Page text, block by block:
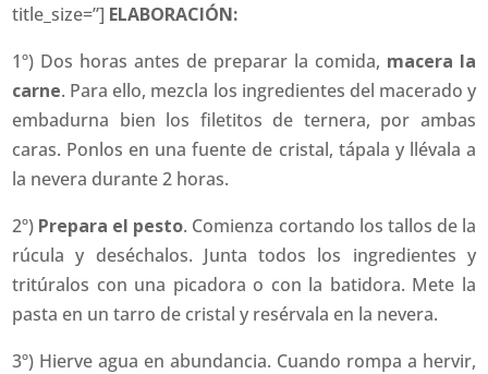
title_size=”] ELABORACIÓN:
1º) Dos horas antes de preparar la comida, macera la
carne. Para ello, mezcla los ingredientes del macerado y
embadurna bien los filetitos de ternera, por ambas
caras. Ponlos en una fuente de cristal, tápala y llévala a
la nevera durante 2 horas.
2º) Prepara el pesto. Comienza cortando los tallos de la
rúcula y deséchalos. Junta todos los ingredientes y
tritúralos con una picadora o con la batidora. Mete la
pasta en un tarro de cristal y resérvala en la nevera.
3º) Hierve agua en abundancia. Cuando rompa a hervir,